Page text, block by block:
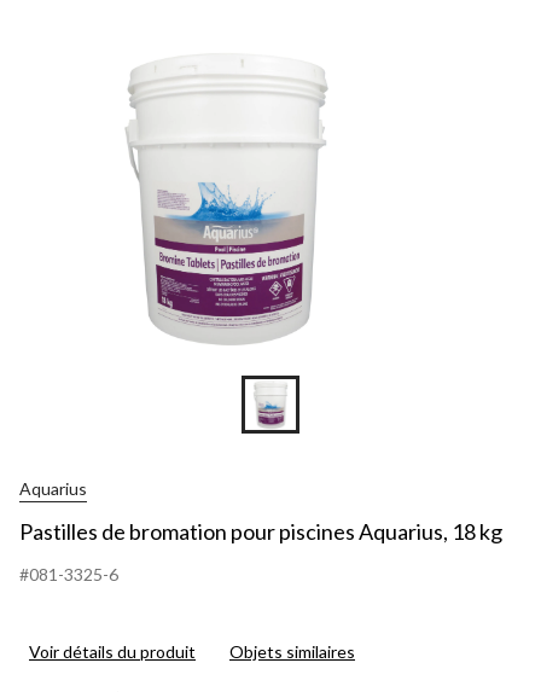
Aquarius
Pastilles de bromation pour piscines Aquarius, 18 kg
#081-3325-6
Voir détails du produit Objets similaires